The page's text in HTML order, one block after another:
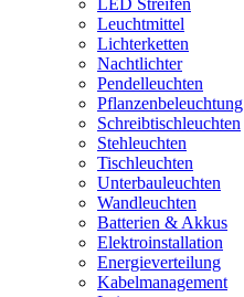
LED Streifen
Leuchtmittel
Lichterketten
Nachtlichter
Pendelleuchten
Pflanzenbeleuchtung
Schreibtischleuchten
Stehleuchten
Tischleuchten
Unterbauleuchten
Wandleuchten
Batterien & Akkus
Elektroinstallation
Energieverteilung
Kabelmanagement